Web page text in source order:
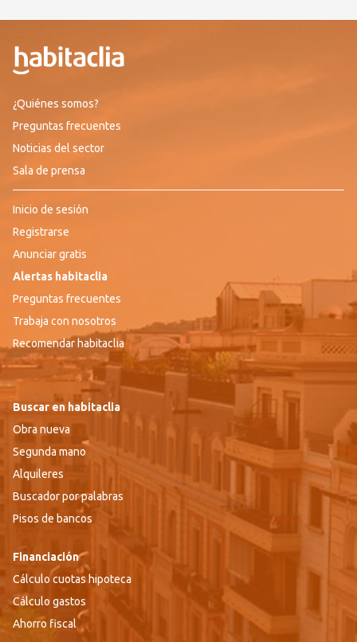
¿Quiénes somos?
Preguntas frecuentes
Noticias del sector
Sala de prensa
Inicio de sesión
Registrarse
Anunciar gratis
Alertas habitaclia
Preguntas frecuentes
Trabaja con nosotros
Recomendar habitaclia
Buscar en habitaclia
Obra nueva
Segunda mano
Alquileres
Buscador por palabras
Pisos de bancos
Financiación
Cálculo cuotas hipoteca
Cálculo gastos
Ahorro fiscal